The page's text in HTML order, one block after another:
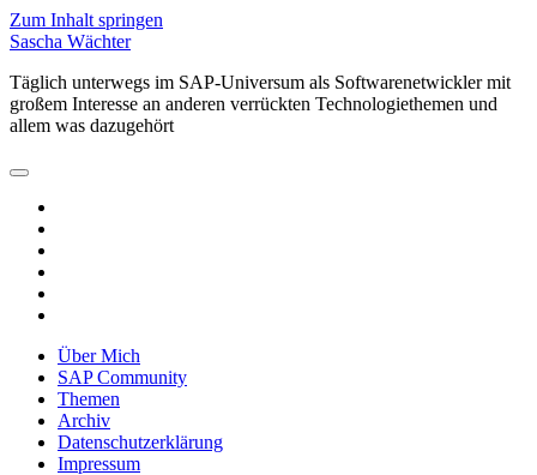
Zum Inhalt springen
Sascha Wächter
Täglich unterwegs im SAP-Universum als Softwarenetwickler mit
großem Interesse an anderen verrückten Technologiethemen und
allem was dazugehört
open
menu
Über Mich
SAP Community
Themen
Archiv
Datenschutzerklärung
Impressum